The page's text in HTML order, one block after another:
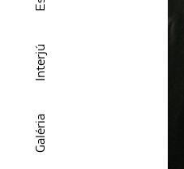
Galéria
Interjú